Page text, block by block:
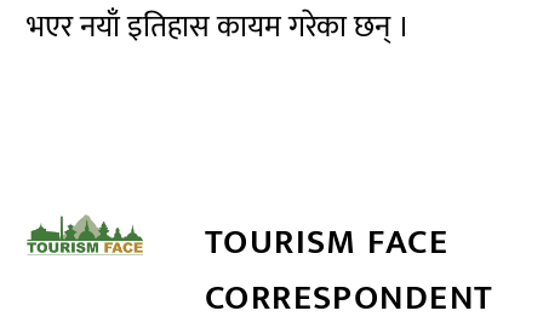
भएर नयाँ इतिहास कायम गरेका छन् ।
TOURISM FACE
CORRESPONDENT